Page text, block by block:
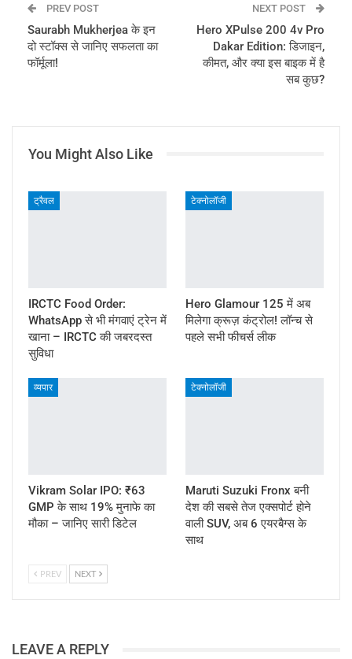
PREV POST
Saurabh Mukherjea के इन
दो स्टॉक्स से जानिए सफलता का
फॉर्मूला!
NEXT POST
Hero XPulse 200 4v Pro
Dakar Edition: डिजाइन,
कीमत, और क्या इस बाइक में है
सब कुछ?
You Might Also Like
ट्रैवल
IRCTC Food Order:
WhatsApp से भी मंगवाएं ट्रेन में
खाना – IRCTC की जबरदस्त
सुविधा
टेक्नोलॉजी
Hero Glamour 125 में अब
मिलेगा क्रूज़ कंट्रोल! लॉन्च से
पहले सभी फीचर्स लीक
व्यपार
Vikram Solar IPO: ₹63
GMP के साथ 19% मुनाफे का
मौका – जानिए सारी डिटेल
टेक्नोलॉजी
Maruti Suzuki Fronx बनी
देश की सबसे तेज एक्सपोर्ट होने
वाली SUV, अब 6 एयरबैग्स के
साथ
PREV NEXT
LEAVE A REPLY